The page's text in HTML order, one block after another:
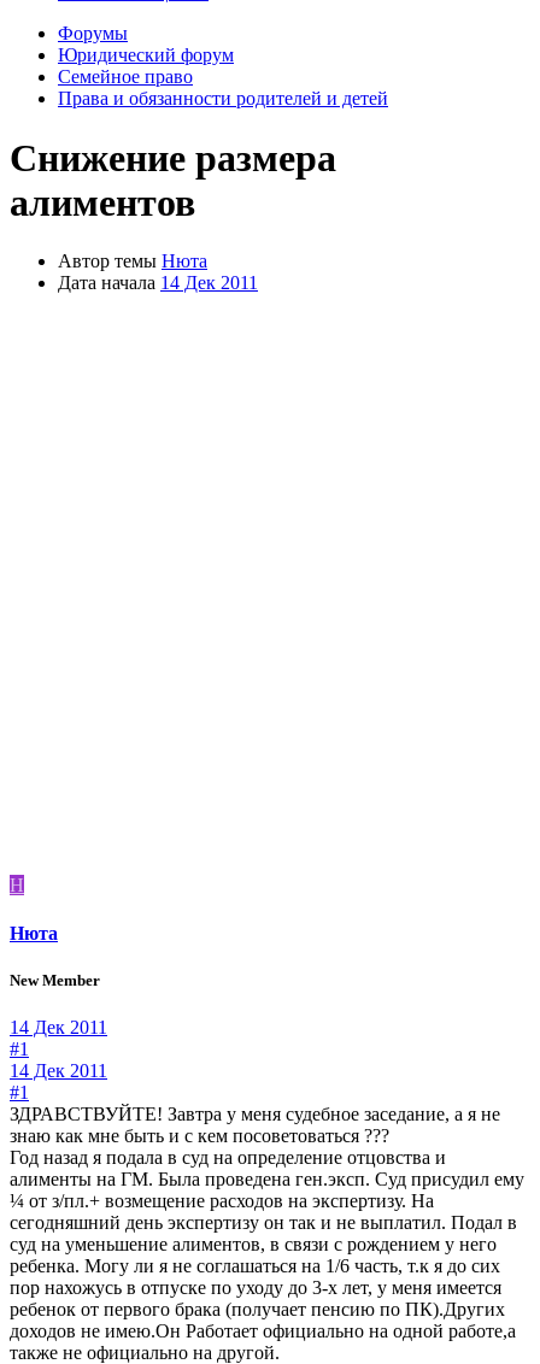
Форумы
Юридический форум
Семейное право
Права и обязанности родителей и детей
Снижение размера
алиментов
Автор темы Нюта
Дата начала 14 Дек 2011
Н
Нюта
New Member
14 Дек 2011
#1
14 Дек 2011
#1
ЗДРАВСТВУЙТЕ! Завтра у меня судебное заседание, а я не
знаю как мне быть и с кем посоветоваться ???
Год назад я подала в суд на определение отцовства и
алименты на ГМ. Была проведена ген.эксп. Суд присудил ему
¼ от з/пл.+ возмещение расходов на экспертизу. На
сегодняшний день экспертизу он так и не выплатил. Подал в
суд на уменьшение алиментов, в связи с рождением у него
ребенка. Могу ли я не соглашаться на 1/6 часть, т.к я до сих
пор нахожусь в отпуске по уходу до 3-х лет, у меня имеется
ребенок от первого брака (получает пенсию по ПК).Других
доходов не имею.Он Работает официально на одной работе,а
также не официально на другой.